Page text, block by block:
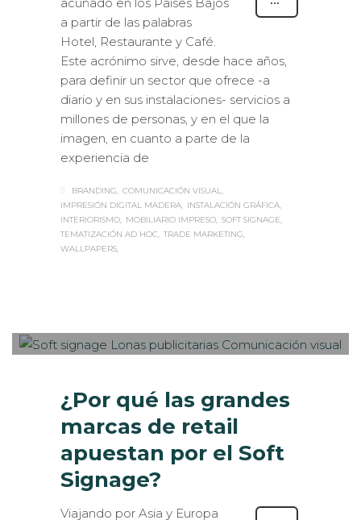
a partir de las palabras
Hotel, Restaurante y Café.
Este acrónimo sirve, desde hace años,
para definir un sector que ofrece -a
diario y en sus instalaciones- servicios a
millones de personas, y en el que la
imagen, en cuanto a parte de la
experiencia de
BRANDING
COMUNICACIÓN VISUAL
IMPRESIÓN DIGITAL MADERA
INSTALACIÓN GRÁFICA
INTERIORISMO
MOBILIARIO IMPRESO SOFT SIGNAGE
TEMATIZACIÓN AD HOC
TRADE MARKETING
WALLPAPERS
¿Por qué las grandes
marcas de retail
apuestan por el Soft
Signage?
Viajando por Asia y Europa